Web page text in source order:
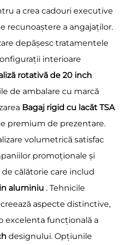
a crea cadouri executive
recunoaștere a angajaților.
depășesc tratamentele
interioare
rotativă de 20 inch
de ambalare cu marcă
Bagaj rigid cu lacăt TSA
premium de prezentare.
volumetrică satisfac
promoționale și
călătorie care includ
aluminiu . Tehnicile
aspecte distinctive,
excelenta funcțională a
designului. Opțiunile